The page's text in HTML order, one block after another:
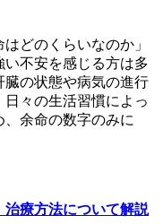
どのくらいなのか」
い不安を感じる方は多
臓の状態や病気の進行
々の生活習慣によっ
余命の数字のみに
治療方法について解説